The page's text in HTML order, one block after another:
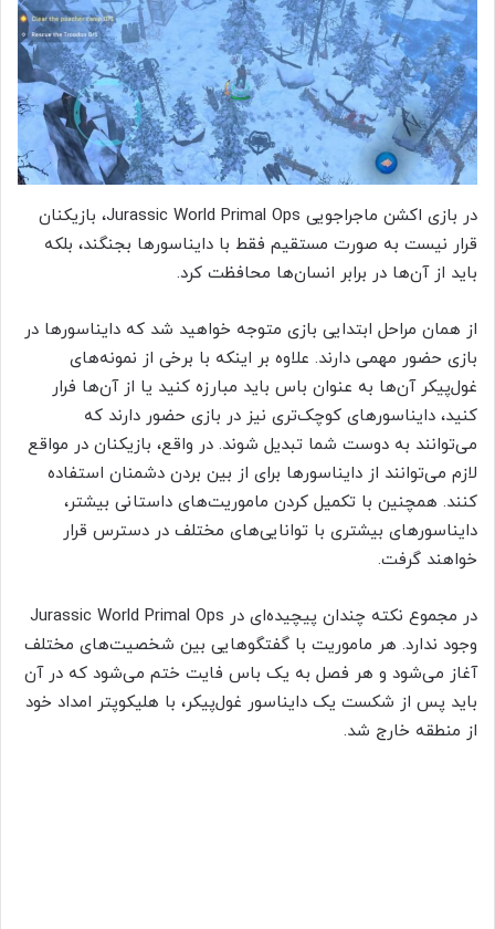
در بازی اکشن ماجراجویی Jurassic World Primal Ops، بازیکنان
قرار نیست به صورت مستقیم فقط با دایناسورها بجنگند، بلکه
باید از آن‌ها در برابر انسان‌ها محافظت کرد.
از همان مراحل ابتدایی بازی متوجه خواهید شد که دایناسورها در
بازی حضور مهمی دارند. علاوه بر اینکه با برخی از نمونه‌های
غول‌پیکر آن‌ها به عنوان باس باید مبارزه کنید یا از آن‌ها فرار
کنید، دایناسورهای کوچک‌تری نیز در بازی حضور دارند که
می‌توانند به دوست شما تبدیل شوند. در واقع، بازیکنان در مواقع
لازم می‌توانند از دایناسورها برای از بین بردن دشمنان استفاده
کنند. همچنین با تکمیل کردن ماموریت‌های داستانی بیشتر،
دایناسورهای بیشتری با توانایی‌های مختلف در دسترس قرار
خواهند گرفت.
در مجموع نکته چندان پیچیده‌ای در Jurassic World Primal Ops
وجود ندارد. هر ماموریت با گفتگوهایی بین شخصیت‌های مختلف
آغاز می‌شود و هر فصل به یک باس فایت ختم می‌شود که در آن
باید پس از شکست یک دایناسور غول‌پیکر، با هلیکوپتر امداد خود
از منطقه خارج شد.